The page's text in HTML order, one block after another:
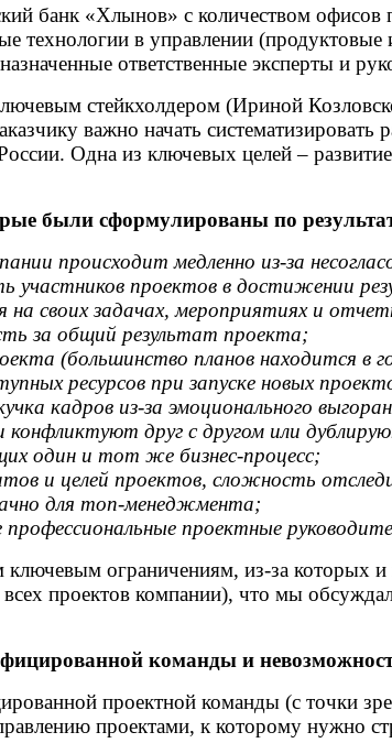
банк «Хлынов» с количеством
технологии в управлении
ответственные эксперты и
стейкхолдером (Ириной
важно начать систематизировать
Одна из ключевых целей –
были сформулированы по
происходит медленно из-за
участников проектов в достижении
на своих задачах, мероприятиях и
за общий результат проекта;
(большинство планов находится в
ресурсов при запуске новых
кадров из-за эмоционального
друг с другом или
один и тот же бизнес-процесс;
и целей проектов, сложность
для топ-менеджмента;
проектные
ограничениям, из-за которых
всех проектов компании), что мы
команды и
проектной команды (с точки
проектами, к которому нужно